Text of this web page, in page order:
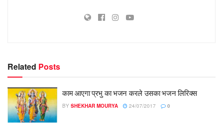
Related Posts
काम आएगा प्रभु का भजन करले उसका भजन लिरिक्स
BY SHEKHAR MOURYA 24/07/2017 0